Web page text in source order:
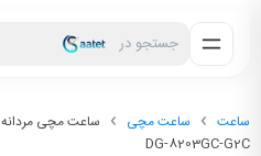
جستجو در
ساعت ساعت مچی
DG-8203GC-G2C